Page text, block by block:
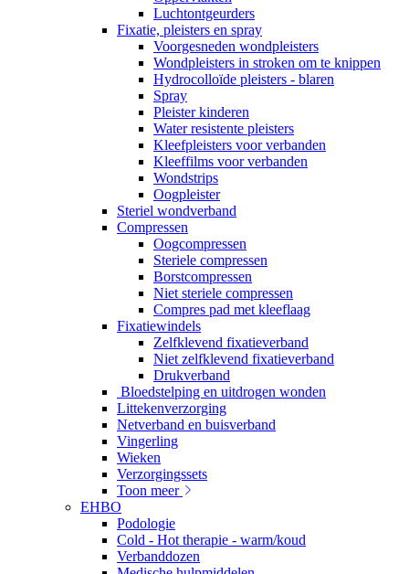
Luchtontgeurders
Fixatie, pleisters en spray
Voorgesneden wondpleisters
Wondpleisters in stroken om te knippen
Hydrocolloïde pleisters - blaren
Spray
Pleister kinderen
Water resistente pleisters
Kleefpleisters voor verbanden
Kleeffilms voor verbanden
Wondstrips
Oogpleister
Steriel wondverband
Compressen
Oogcompressen
Steriele compressen
Borstcompressen
Niet steriele compressen
Compres pad met kleeflaag
Fixatiewindels
Zelfklevend fixatieverband
Niet zelfklevend fixatieverband
Drukverband
Bloedstelping en uitdrogen wonden
Littekenverzorging
Netverband en buisverband
Vingerling
Wieken
Verzorgingssets
Toon meer
EHBO
Podologie
Cold - Hot therapie - warm/koud
Verbanddozen